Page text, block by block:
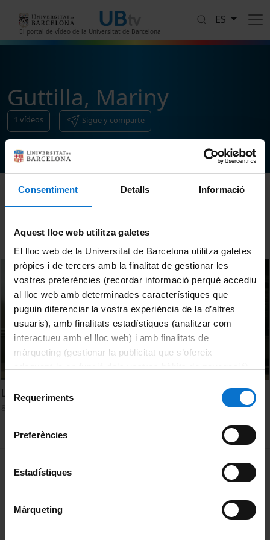
Consentiment Detalls Informació
Aquest lloc web utilitza galetes
El lloc web de la Universitat de Barcelona utilitza galetes
pròpies i de tercers amb la finalitat de gestionar les
vostres preferències (recordar informació perquè accediu
al lloc web amb determinades característiques que
puguin diferenciar la vostra experiència de la d’altres
usuaris), amb finalitats estadístiques (analitzar com
interactueu amb el lloc web) i amb finalitats de
màrqueting (gestionar la publicitat que s’ofereix
consultar laPolítica de galetes del lloc web de la
de Requeriments
Preferències
Estadístiques
Màrqueting
El portal de vídeo de la Universitat de Barcelona
ES
Guttilla, Mariny
1 vídeos Sigue y comparte
Ordenar
La decorazione pittorica a Palermo al tempo dei Borbone
MENÚ PEU 1
Política de Cookies
Privacidad y términos